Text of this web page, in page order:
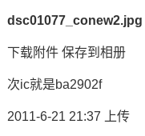
dsc01077_conew2.jpg
下载附件 保存到相册
次ic就是ba2902f
2011-6-21 21:37 上传